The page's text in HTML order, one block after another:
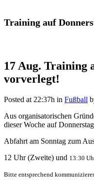
Training auf
17 Aug. Training
vorverlegt!
Posted at 22:37h in Fußball
Aus organisatorischen
dieser Woche auf
Abfahrt am Sonntag zum
12 Uhr (Zweite) und 13:30
Bitte entsprechend